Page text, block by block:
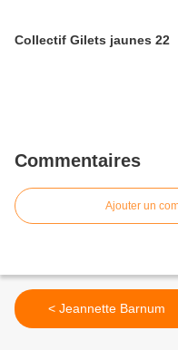
Collectif Gilets jaunes 22
Commentaires
Ajouter un
< Jeannette Barnum